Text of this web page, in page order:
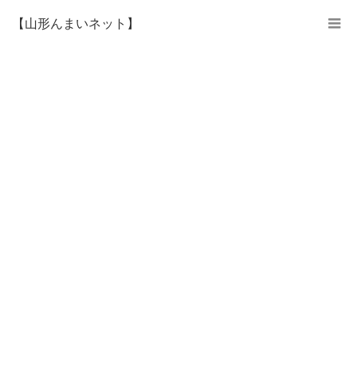
【山形んまいネット】